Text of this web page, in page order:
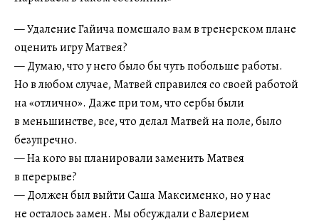
— Удаление Гайича помешало вам в тренерском плане
оценить игру Матвея?
— Думаю, что у него было бы чуть побольше работы.
Но в любом случае, Матвей справился со своей работой
на «отлично». Даже при том, что сербы были
в меньшинстве, все, что делал Матвей на поле, было
безупречно.
— На кого вы планировали заменить Матвея
в перерыве?
— Должен был выйти Саша Максименко, но у нас
не осталось замен. Мы обсуждали с Валерием